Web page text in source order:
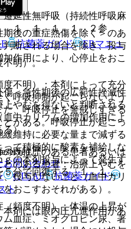
後の重症熱傷を除く＞のあ
断される場合を除き、投与
作用により、心停止をおこ
＜急性期後の広範性挫滅性
やむを得ないと判断される
中カリウムの増加作用によ
る）。
既往歴のある患者あるいは
のある患者：治療上やむを
投与しないこと（血中カリ
おこすおそれがある）。
剤には眼内圧亢進作用があ
延性無呼吸（持続性呼吸麻
１．１、１．１．２参
明）。
不明）：本剤によって充分
呼吸抑制が起こらないよう
、呼吸停止を警戒しすぎる
がある。呼吸停止が起こっ
維持に必要な量まで減ずる
て積極的に酸素を補給しな
の本剤投与によって発生す
分で回復する〔１．１．
頻度不明）：体温の上昇が
血症、ミオグロビン尿、著
抗菌薬ガイド
ERマニュ
お問い合わせ
CTCAE
抗菌薬ガイド
ト